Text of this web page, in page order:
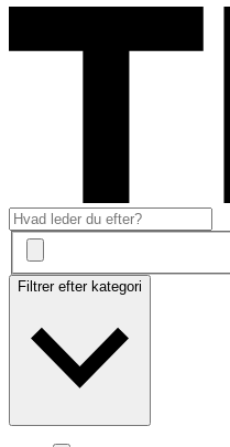
Filtrer efter kategori